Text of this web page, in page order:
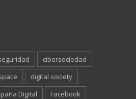
cibersociedad
digital society
Digital
Facebook